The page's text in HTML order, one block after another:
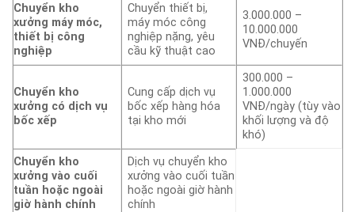
Chuyển kho
xưởng máy móc,
thiết bị công
nghiệp
Chuyển thiết bị,
máy móc công
nghiệp nặng, yêu
cầu kỹ thuật cao
3.000.000 –
10.000.000
VNĐ/chuyến
Chuyển kho
xưởng có dịch vụ
bốc xếp
Cung cấp dịch vụ
bốc xếp hàng hóa
tại kho mới
300.000 –
1.000.000
VNĐ/ngày (tùy vào
khối lượng và độ
khó)
Chuyển kho
xưởng vào cuối
tuần hoặc ngoài
giờ hành chính
Dịch vụ chuyển kho
xưởng vào cuối tuần
hoặc ngoài giờ hành
chính